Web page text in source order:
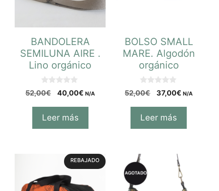
BANDOLERA
SEMILUNA AIRE .
Lino orgánico
0
d
52,00€ 40,00€ N/A
Leer más
BOLSO SMALL
MARE. Algodón
orgánico
0
d
52,00€ 37,00€ N/A
Leer más
REBAJADO